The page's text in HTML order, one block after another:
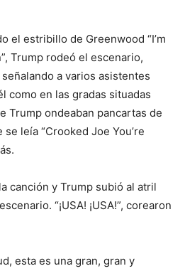
el estribillo de Greenwood “I’m
Trump rodeó el escenario,
a varios asistentes
como en las gradas situadas
Trump ondeaban pancartas de
leía “Crooked Joe You’re
canción y Trump subió al atril
“¡USA! ¡USA!”, corearon
esta es una gran, gran y